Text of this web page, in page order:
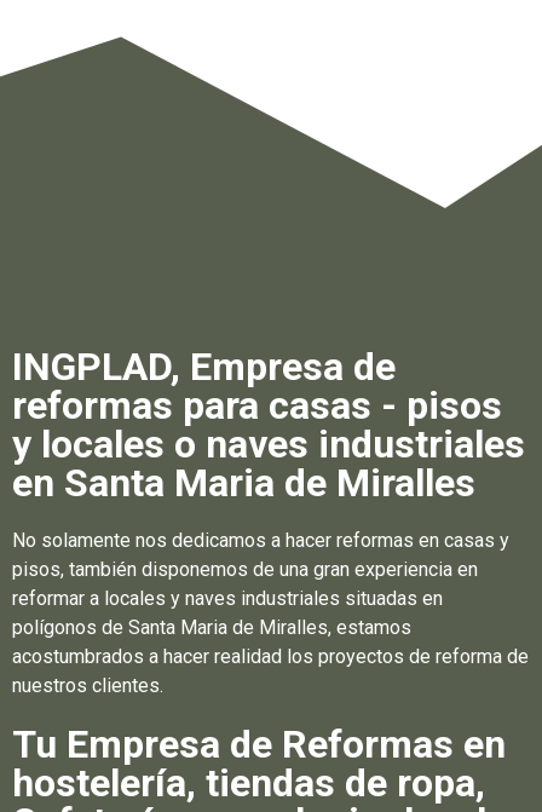
INGPLAD, Empresa de
reformas para casas - pisos
y locales o naves industriales
en Santa Maria de Miralles
No solamente nos dedicamos a hacer reformas en casas y
pisos, también disponemos de una gran experiencia en
reformar a locales y naves industriales situadas en
polígonos de Santa Maria de Miralles, estamos
acostumbrados a hacer realidad los proyectos de reforma de
nuestros clientes.
Tu Empresa de Reformas en
hostelería, tiendas de ropa,